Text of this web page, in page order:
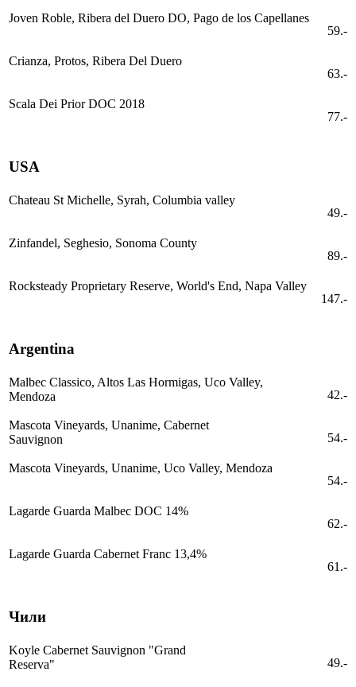
Joven Roble, Ribera del Duero DO, Pago de los Capellanes
59.-
Crianza, Protos, Ribera Del Duero
63.-
Scala Dei Prior DOC 2018
77.-
USA
Chateau St Michelle, Syrah, Columbia valley
49.-
Zinfandel, Seghesio, Sonoma County
89.-
Rocksteady Proprietary Reserve, World's End, Napa Valley
147.-
Argentina
Malbec Classico, Altos Las Hormigas, Uco Valley,
Mendoza
42.-
Mascota Vineyards, Unanime, Cabernet
Sauvignon
54.-
Mascota Vineyards, Unanime, Uco Valley, Mendoza
54.-
Lagarde Guarda Malbec DOC 14%
62.-
Lagarde Guarda Cabernet Franc 13,4%
61.-
Чили
Koyle Cabernet Sauvignon "Grand
Reserva"
49.-